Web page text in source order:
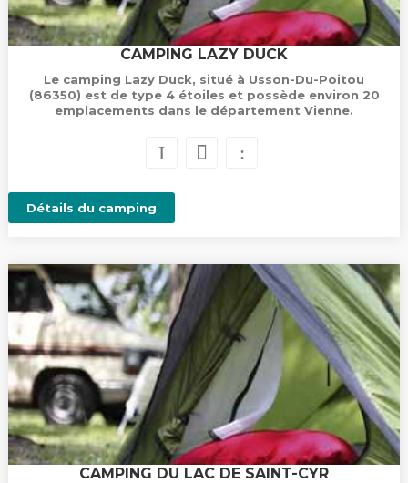
CAMPING LAZY DUCK
Le camping Lazy Duck, situé à Usson-Du-Poitou
(86350) est de type 4 étoiles et possède environ 20
emplacements dans le département Vienne.
Détails du camping
CAMPING DU LAC DE SAINT-CYR